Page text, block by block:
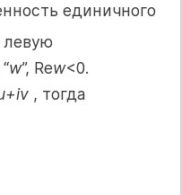
единичного
левую
w”, Rew<0.
, тогда